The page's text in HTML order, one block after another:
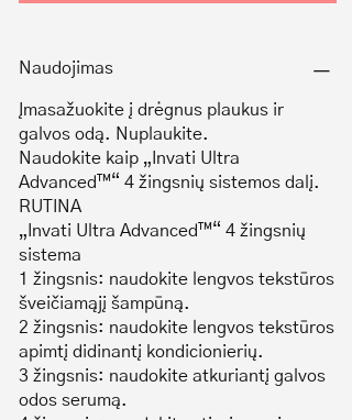
Naudojimas
Įmasažuokite į drėgnus plaukus ir
galvos odą. Nuplaukite.
Naudokite kaip „Invati Ultra
Advanced™“ 4 žingsnių sistemos dalį.
RUTINA
„Invati Ultra Advanced™“ 4 žingsnių
sistema
1 žingsnis: naudokite lengvos tekstūros
šveičiamąjį šampūną.
2 žingsnis: naudokite lengvos tekstūros
apimtį didinantį kondicionierių.
3 žingsnis: naudokite atkuriantį galvos
odos serumą.